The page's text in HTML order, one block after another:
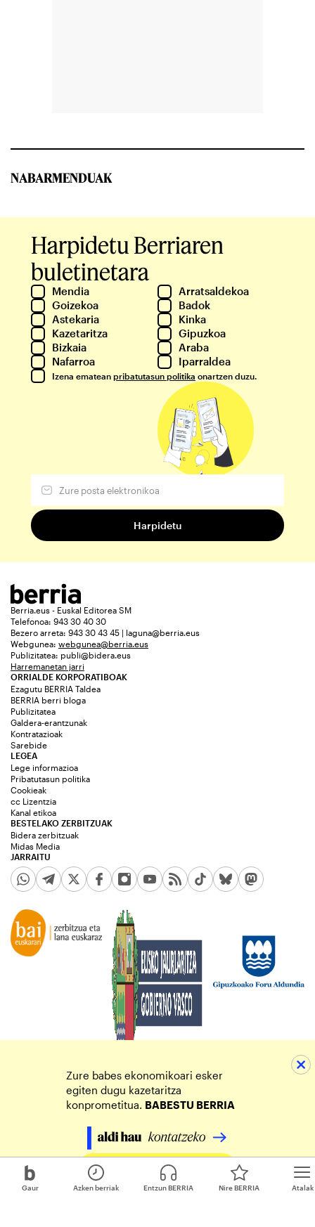
Gaur Atalak
Azken berriak Entzun BERRIA Nire BERRIA
NABARMENDUAK
Harpidetu Berriaren
buletinetara
Mendia
Arratsaldekoa
Goizekoa
Badok
Astekaria
Kinka
Kazetaritza
Gipuzkoa
Bizkaia
Araba
Nafarroa
Iparraldea
Izena ematean pribatutasun politika onartzen duzu.
Berria.eus - Euskal Editorea SM
Telefonoa: 943 30 40 30
Bezero arreta: 943 30 43 45 | laguna@berria.eus
Webgunea: webgunea@berria.eus
Publizitatea: publi@bidera.eus
Harremanetan jarri
ORRIALDE KORPORATIBOAK
Ezagutu BERRIA Taldea
BERRIA berri bloga
Publizitatea
Galdera-erantzunak
Kontratazioak
Sarebide
JARRAITU
LEGEA
Lege informazioa
Pribatutasun politika
Cookieak
cc Lizentzia
Kanal etikoa
BESTELAKO ZERBITZUAK
Bidera zerbitzuak
Midas Media
Zure babes ekonomikoari esker
egiten dugu kazetaritza
konprometitua. BABESTU BERRIA
Egin zure ekarpena